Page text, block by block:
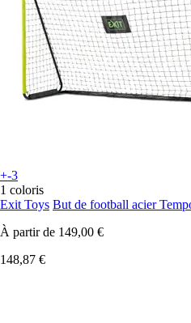
+-3
1 coloris
Exit Toys But de football acier
À partir de 149,00 €
148,87 €